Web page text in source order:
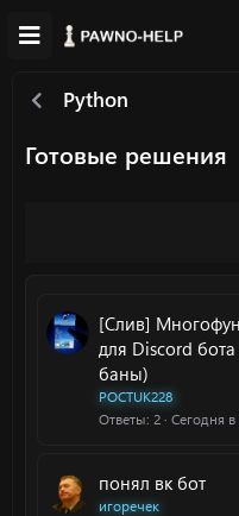
Python
Готовые решения
[Слив]
для Discord
баны)
POCTUK228
Ответы 2 Сегодня в
понял вк бот
игоречек